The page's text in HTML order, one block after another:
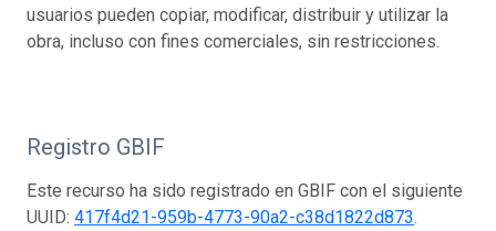
usuarios pueden copiar, modificar, distribuir y utilizar la
obra, incluso con fines comerciales, sin restricciones.
Registro GBIF
Este recurso ha sido registrado en GBIF con el siguiente
UUID: 417f4d21-959b-4773-90a2-c38d1822d873.